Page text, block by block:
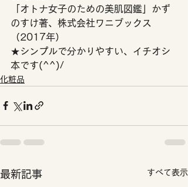
「オトナ女子のための美肌図鑑」かず
のすけ著、株式会社ワニブックス
（2017年）
★シンプルで分かりやすい、イチオシ
本です(^^)/
化粧品
最新記事 すべて表示